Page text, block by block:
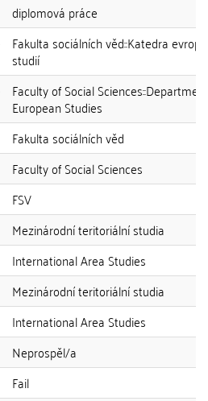
diplomová práce
Fakulta sociálních věd::Katedra
studií
Faculty of Social
European Studies
Fakulta sociálních věd
Faculty of Social Sciences
FSV
Mezinárodní teritoriální studia
International Area Studies
Mezinárodní teritoriální studia
International Area Studies
Neprospěl/a
Fail